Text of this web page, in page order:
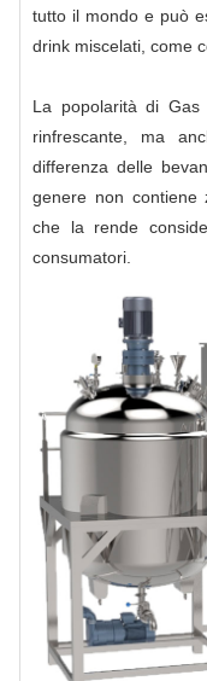
tutto il mondo e può
drink miscelati, come
La popolarità di
rinfrescante, ma
differenza delle
genere non contiene
che la rende
consumatori.